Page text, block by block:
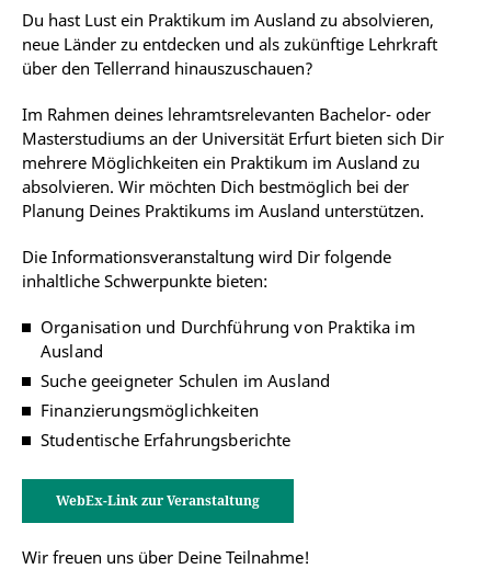
Du hast Lust ein Praktikum im Ausland zu absolvieren,
neue Länder zu entdecken und als zukünftige Lehrkraft
über den Tellerrand hinauszuschauen?
Im Rahmen deines lehramtsrelevanten Bachelor- oder
Masterstudiums an der Universität Erfurt bieten sich Dir
mehrere Möglichkeiten ein Praktikum im Ausland zu
absolvieren. Wir möchten Dich bestmöglich bei der
Planung Deines Praktikums im Ausland unterstützen.
Die Informationsveranstaltung wird Dir folgende
inhaltliche Schwerpunkte bieten:
Organisation und Durchführung von Praktika im
Ausland
Suche geeigneter Schulen im Ausland
Finanzierungsmöglichkeiten
Studentische Erfahrungsberichte
WebEx-Link zur Veranstaltung
Wir freuen uns über Deine Teilnahme!